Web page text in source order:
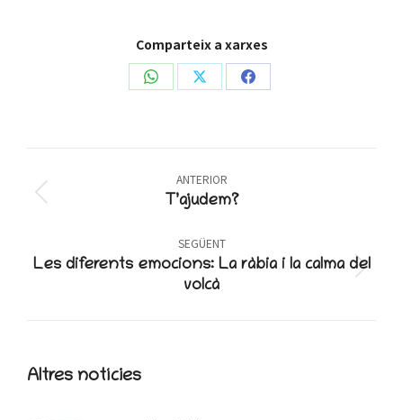
Comparteix a xarxes
Share Share Share
navigation
ANTERIOR
Previous
T’ajudem?
SEGÜENT
Next
Les diferents emocions: La ràbia i la calma del
volcà
Altres notícies